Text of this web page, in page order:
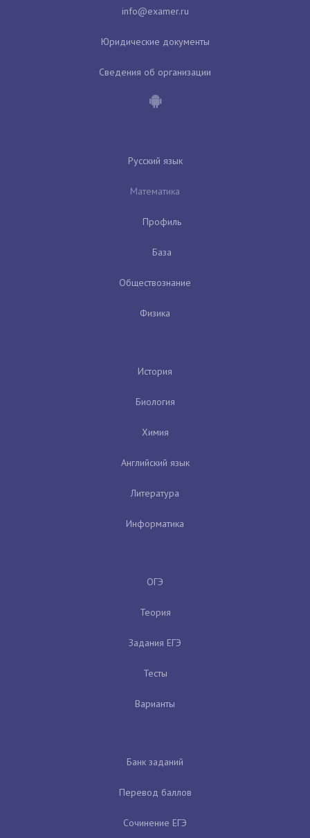
Юридические документы
Сведения об организации
Русский язык
Математика
Профиль
База
Обществознание
Физика
История
Биология
Химия
Английский язык
Литература
Информатика
ОГЭ
Теория
Задания ЕГЭ
Тесты
Варианты
Банк заданий
Перевод баллов
Сочинение ЕГЭ